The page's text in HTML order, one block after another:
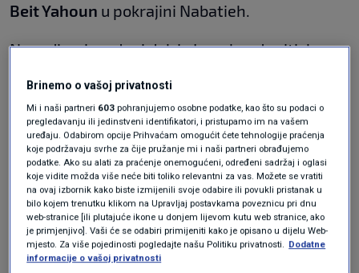
Beit Yahoun u pokrajini Nabatieh.
Napadi su izvedeni dok je Izrael pod pritiskom
sve okupacijske snage, u skladu sa
sporazumom između SAD-a i Irana kojim je
produljeno primirje.
Izrael objavio kartu svojih
položaja u Libanonu
Izraelska vojska u četvrtak je objavila kartu
Brinemo o vašoj privatnosti
Mi i naši partneri 603 pohranjujemo osobne podatke, kao što su podaci o
pregledavanju ili jedinstveni identifikatori, i pristupamo im na vašem
uređaju. Odabirom opcije Prihvaćam omogućit ćete tehnologije praćenja
koje podržavaju svrhe za čije pružanje mi i naši partneri obrađujemo
podatke. Ako su alati za praćenje onemogućeni, određeni sadržaj i oglasi
koje vidite možda više neće biti toliko relevantni za vas. Možete se vratiti
na ovaj izbornik kako biste izmijenili svoje odabire ili povukli pristanak u
bilo kojem trenutku klikom na Upravljaj postavkama poveznicu pri dnu
web-stranice [ili plutajuće ikone u donjem lijevom kutu web stranice, ako
je primjenjivo]. Vaši će se odabiri primijeniti kako je opisano u dijelu Web-
mjesto. Za više pojedinosti pogledajte našu Politiku privatnosti. Dodatne
informacije o vašoj privatnosti